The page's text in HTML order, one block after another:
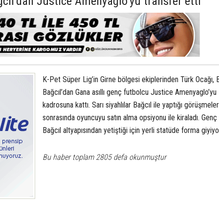
K-Pet Süper Lig’in Girne bölgesi ekiplerinden Türk Ocağı,
Bağcıl’dan Gana asıllı genç futbolcu Justice Amenyaglo’yu
kadrosuna kattı. Sarı siyahlılar Bağcıl ile yaptığı görüşmeler
sonrasında oyuncuyu satın alma opsiyonu ile kiraladı.
Bağcıl altyapısından yetiştiği için yerli statüde forma
Bu haber toplam 2805 defa okunmuştur